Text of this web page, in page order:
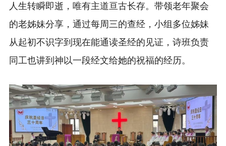
人生转瞬即逝，唯有主道亘古长存。带领老年聚会
的老姊妹分享，通过每周三的查经，小组多位姊妹
从起初不识字到现在能通读圣经的见证，诗班负责
同工也讲到神以一段经文给她的祝福的经历。